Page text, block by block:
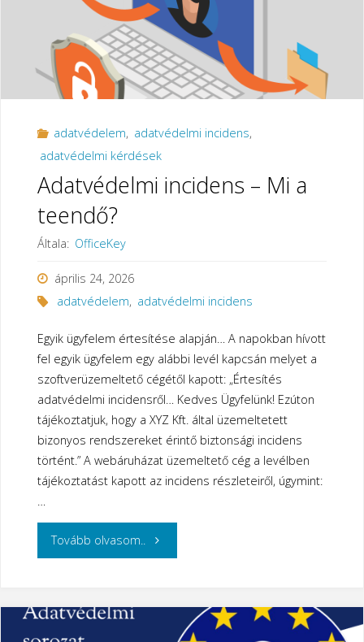
ra
–
1.
rész"
adatvédelem, adatvédelmi incidens,
adatvédelmi kérdések
Adatvédelmi incidens – Mi a
teendő?
Általa: OfficeKey
április 24, 2026
adatvédelem, adatvédelmi incidens
Egyik ügyfelem értesítése alapján… A napokban hívott
fel egyik ügyfelem egy alábbi levél kapcsán melyet a
szoftverüzemeltető cégétől kapott: „Értesítés
adatvédelmi incidensről… Kedves Ügyfelünk! Ezúton
tájékoztatjuk, hogy a XYZ Kft. által üzemeltetett
bizonyos rendszereket érintő biztonsági incidens
történt.” A webáruházat üzemeltető cég a levélben
tájékoztatást kapott az incidens részleteiről, úgymint:
Tovább olvasom.. "Adatvédelmi
–